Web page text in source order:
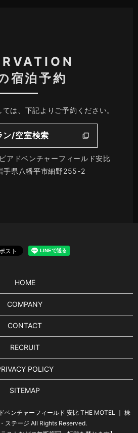
宿泊予約
は、下記よりご予約ください。
ン/空室検索
アドベンチャーフィールド安比
県八幡平市細野255-2
HOME
COMPANY
CONTACT
RECRUIT
POLICY
SITEMAP
ンチャーフィールド 安比 THE MOTEL ｜ 株
ステージ All Rights Reserved.